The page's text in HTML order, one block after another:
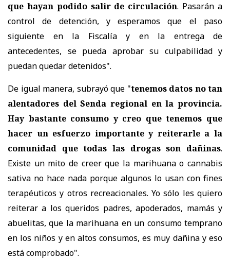
que hayan podido salir de circulación. Pasarán a
control de detención, y esperamos que el paso
siguiente en la Fiscalía y en la entrega de
antecedentes, se pueda aprobar su culpabilidad y
puedan quedar detenidos".
De igual manera, subrayó que "tenemos datos no tan
alentadores del Senda regional en la provincia.
Hay bastante consumo y creo que tenemos que
hacer un esfuerzo importante y reiterarle a la
comunidad que todas las drogas son dañinas.
Existe un mito de creer que la marihuana o cannabis
sativa no hace nada porque algunos lo usan con fines
terapéuticos y otros recreacionales. Yo sólo les quiero
reiterar a los queridos padres, apoderados, mamás y
abuelitas, que la marihuana en un consumo temprano
en los niños y en altos consumos, es muy dañina y eso
está comprobado".